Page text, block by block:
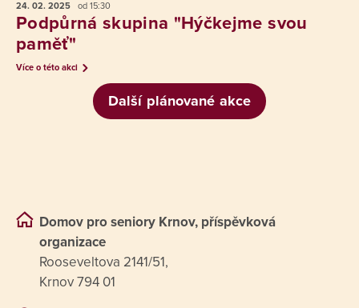
24. 02. 2025 od 15:30
Podpůrná skupina "Hýčkejme svou
paměť"
Více o této akci
Další plánované akce
Domov pro seniory Krnov, příspěvková
organizace
Rooseveltova 2141/51,
Krnov 794 01